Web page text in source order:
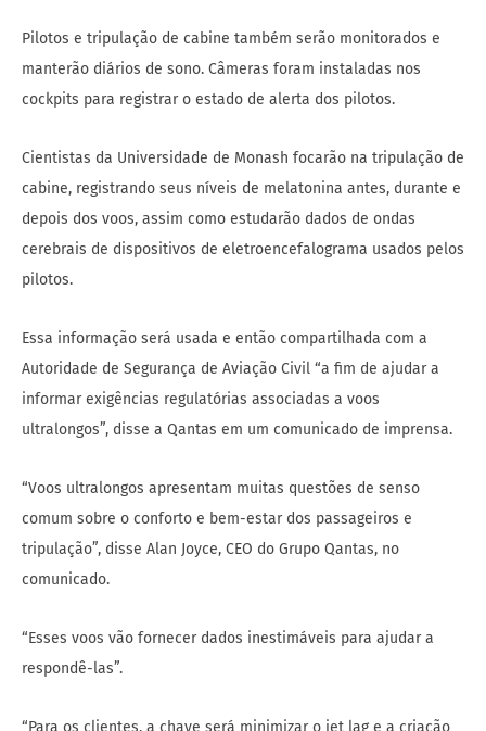
Pilotos e tripulação de cabine também serão monitorados e
manterão diários de sono. Câmeras foram instaladas nos
cockpits para registrar o estado de alerta dos pilotos.
Cientistas da Universidade de Monash focarão na tripulação de
cabine, registrando seus níveis de melatonina antes, durante e
depois dos voos, assim como estudarão dados de ondas
cerebrais de dispositivos de eletroencefalograma usados pelos
pilotos.
Essa informação será usada e então compartilhada com a
Autoridade de Segurança de Aviação Civil “a fim de ajudar a
informar exigências regulatórias associadas a voos
ultralongos”, disse a Qantas em um comunicado de imprensa.
“Voos ultralongos apresentam muitas questões de senso
comum sobre o conforto e bem-estar dos passageiros e
tripulação”, disse Alan Joyce, CEO do Grupo Qantas, no
comunicado.
“Esses voos vão fornecer dados inestimáveis para ajudar a
respondê-las”.
“Para os clientes, a chave será minimizar o jet lag e a criação